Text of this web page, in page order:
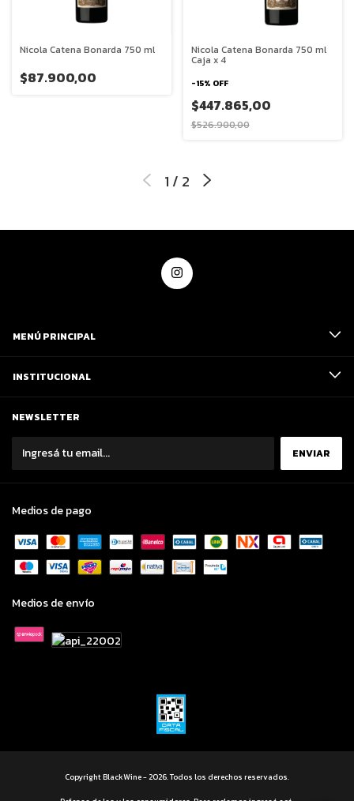
Nicola Catena Bonarda 750 ml
$87.900,00
Nicola Catena Bonarda 750 ml
Caja x 4
-15% OFF
$447.865,00
$526.900,00
1 / 2
MENÚ PRINCIPAL
INSTITUCIONAL
NEWSLETTER
Medios de pago
Medios de envío
Copyright BlackWine - 2026. Todos los derechos reservados.